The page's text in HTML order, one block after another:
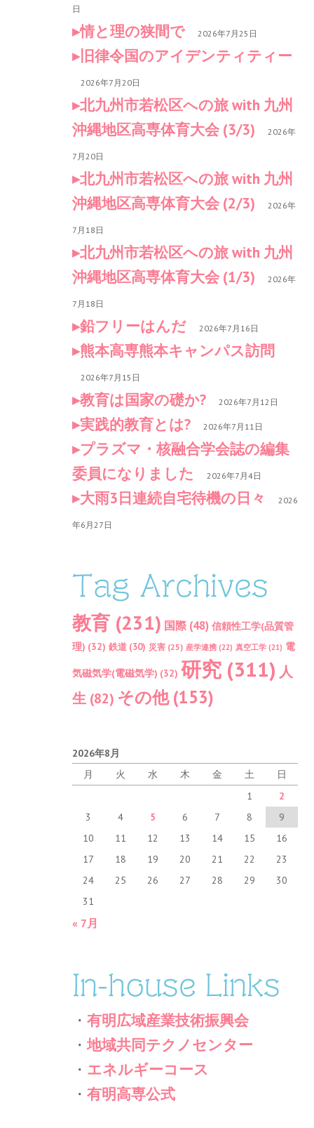
日
情と理の狭間で 2026年7月25日
旧律令国のアイデンティティー
2026年7月20日
北九州市若松区への旅 with 九州
沖縄地区高専体育大会 (3/3)
2026年
7月20日
北九州市若松区への旅 with 九州
沖縄地区高専体育大会 (2/3)
2026年
7月18日
北九州市若松区への旅 with 九州
沖縄地区高専体育大会 (1/3)
2026年
7月18日
鉛フリーはんだ 2026年7月16日
熊本高専熊本キャンパス訪問
2026年7月15日
教育は国家の礎か? 2026年7月12日
実践的教育とは? 2026年7月11日
プラズマ・核融合学会誌の編集
委員になりました
2026年7月4日
大雨3日連続自宅待機の日々 2026
年6月27日
Tag Archives
教育 (231) 国際 (48) 信頼性工学(品質管
理) (32) 鉄道 (30) 災害 (25) 産学連携 (22) 真空工学 (21) 電
気磁気学(電磁気学) (32) 研究 (311) 人
生 (82) その他(153)
2026年8月
月
火 水 木 金 土
日
1
2
3
4 5 6 7 8
9
10
11 12 13 14 15
16
17
18 19 20 21 22
23
24
25 26 27 28 29
30
31
« 7月
In-house Links
・有明広域産業技術振興会
・地域共同テクノセンター
・ エネルギーコース
・有明高専公式